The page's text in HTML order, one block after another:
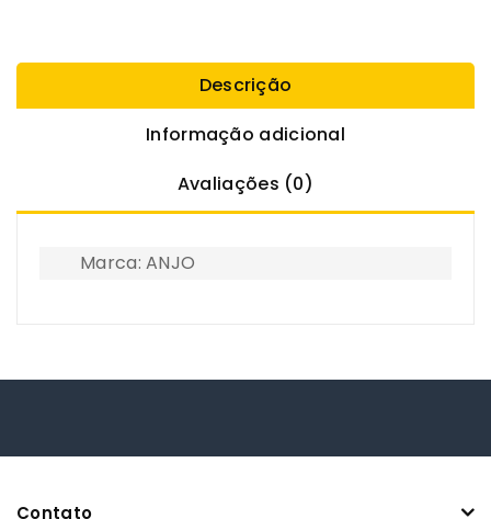
Descrição
Informação adicional
Avaliações (0)
Marca: ANJO
Contato